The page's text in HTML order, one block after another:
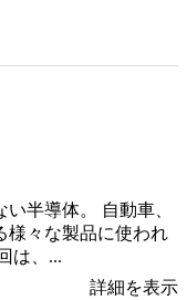
半導体。 自動車、
様々な製品に使われ
は、...
詳細を表示